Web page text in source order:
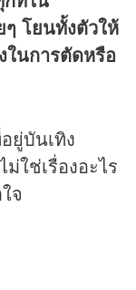
โยนทั้งตัวให้
ในการตัดหรือ
ยู่บันเทิง
ใช่เรื่องอะไร
จ